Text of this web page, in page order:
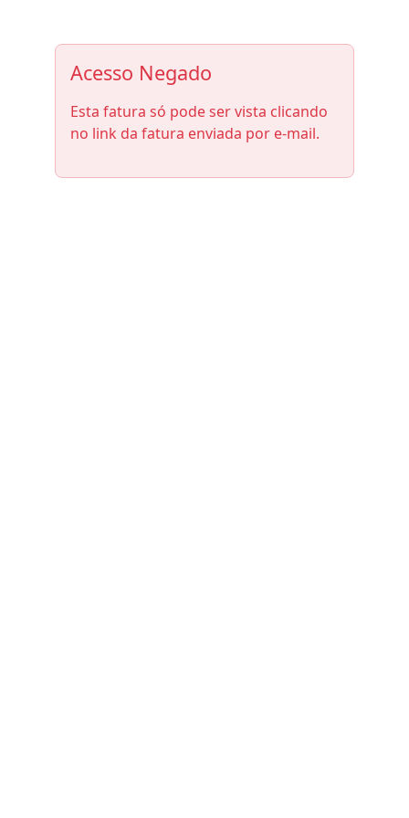
Acesso Negado
Esta fatura só pode ser vista clicando
no link da fatura enviada por e-mail.